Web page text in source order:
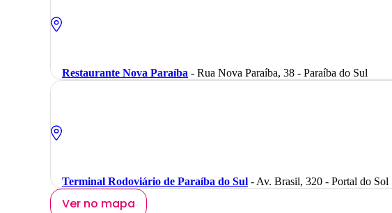
Restaurante Nova Paraíba - Rua Nova Paraíba, 38 - Paraíba do Sul
Terminal Rodoviário de Paraíba do Sul - Av. Brasil, 320 - Portal do Sol
Ver no mapa